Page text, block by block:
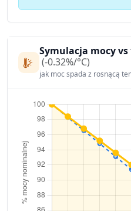
Symulacja mocy
(-0.32%/°C)
jak moc spada z rosnącą